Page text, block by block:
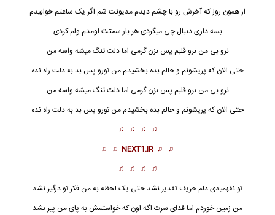
از همون روز که آخرش رو با چشم دیدم مدیونت شم اگر یک ساعتم خوابیدم
بسه داری دنبال چی میگردی هر بار سمتت اومدم ولم کردی
نرو بی من نرو قلبم پس نزن گرمی اما دلت تنگ میشه واسه من
حتی الان که پریشونم و حالم بده بخشیدم من تورو پس بد به دلت راه نده
نرو بی من نرو قلبم پس نزن گرمی اما دلت تنگ میشه واسه من
حتی الان که پریشونم و حالم بده بخشیدم من تورو پس بد به دلت راه نده
♫ ♫ ♫ ♫
♫ ♫
NEXT1.IR
♫ ♫
♫ ♫ ♫ ♫
تو نفهمیدی دلم حریف تقدیر نشد حتی یک لحظه به من فکر تو درگیر نشد
من زمین خوردم اما فدای سرت اگه اون که خواستمش به پای من پیر نشد